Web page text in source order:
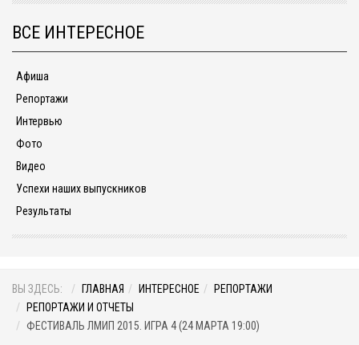
ВСЕ ИНТЕРЕСНОЕ
Афиша
Репортажи
Интервью
Фото
Видео
Успехи наших выпускников
Результаты
ВЫ ЗДЕСЬ: ГЛАВНАЯ ИНТЕРЕСНОЕ
РЕПОРТАЖИ
РЕПОРТАЖИ И ОТЧЕТЫ
ФЕСТИВАЛЬ ЛМИП 2015. ИГРА 4 (24 МАРТА 19:00)